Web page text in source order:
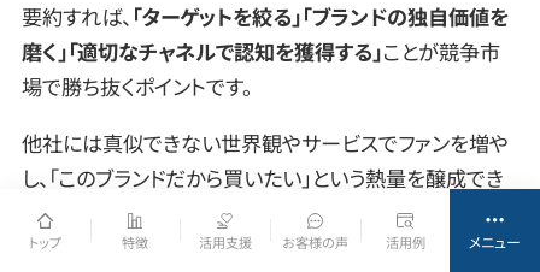
トップ 特徴 活用支援 お客様の声 活用例 メニュー
要約すれば、 「ターゲットを絞る」「ブランドの独自価値を
磨く」「適切なチャネルで認知を獲得する」ことが競争市
場で勝ち抜くポイントです。
他社には真似できない世界観やサービスでファンを増や
し、「このブランドだから買いたい」という熱量を醸成でき
れば、価格競争に巻き込まれにくい強いEC事業へと成長
できるでしょう。